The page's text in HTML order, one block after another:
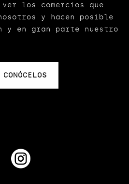
ver los comercios que
y hacen posible
y en gran parte nuestro
CONÓCELOS
